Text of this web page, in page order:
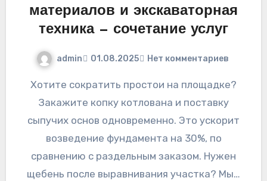
материалов и экскаваторная
техника — сочетание услуг
admin 01.08.2025 Нет комментариев
Хотите сократить простои на площадке?
Закажите копку котлована и поставку
сыпучих основ одновременно. Это ускорит
возведение фундамента на 30%, по
сравнению с раздельным заказом. Нужен
щебень после выравнивания участка? Мы…